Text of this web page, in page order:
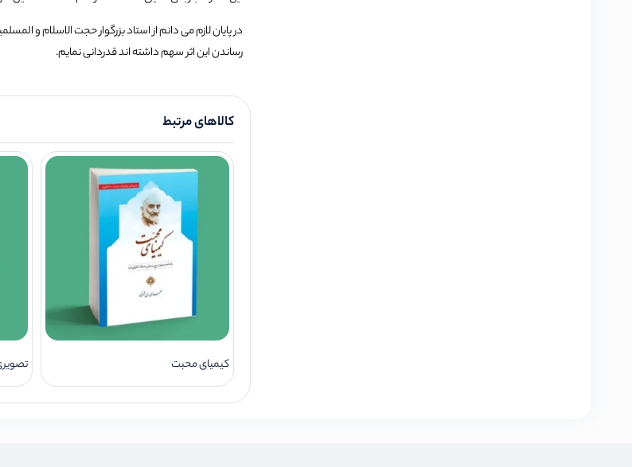
در پایان لازم می دانم از استاد بزرگوار حجت الاسلام و
رساندن این اثر سهم داشته اند قدردانی نمایم.
کالاهای مرتبط
کیمیای محبت